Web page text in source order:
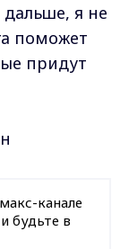
дальше, я не
поможет
придут
канале
будьте в